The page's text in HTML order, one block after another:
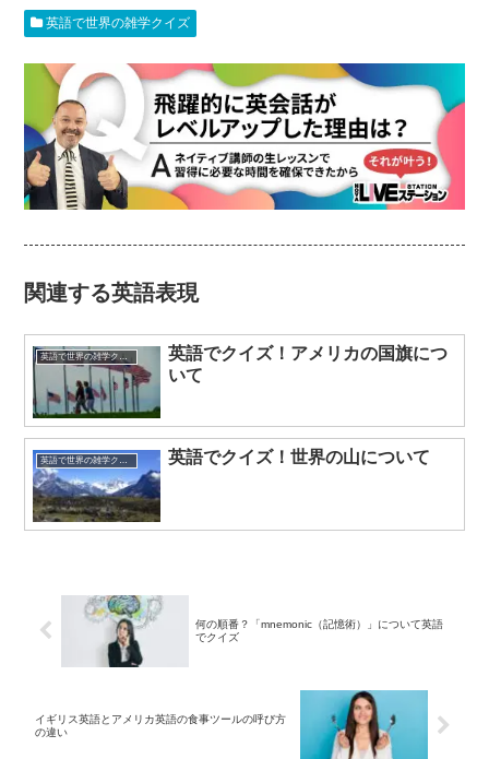
英語で世界の雑学クイズ
関連する英語表現
英語で世界の雑学クイズ
英語でクイズ！アメリカの国旗につ
いて
英語でクイズ！世界の山について
何の順番？「mnemonic（記憶術）」について英語
でクイズ
イギリス英語とアメリカ英語の食事ツールの呼び方
の違い